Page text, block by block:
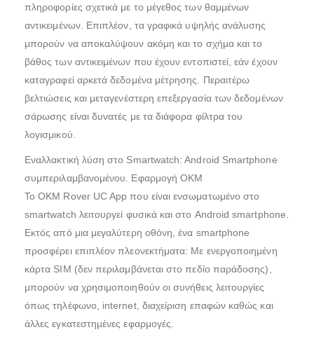
πληροφορίες σχετικά με το μέγεθος των θαμμένων
αντικειμένων. Επιπλέον, τα γραφικά υψηλής ανάλυσης
μπορούν να αποκαλύψουν ακόμη και το σχήμα και το
βάθος των αντικειμένων που έχουν εντοπιστεί, εάν έχουν
καταγραφεί αρκετά δεδομένα μέτρησης. Περαιτέρω
βελτιώσεις και μεταγενέστερη επεξεργασία των δεδομένων
σάρωσης είναι δυνατές με τα διάφορα φίλτρα του
λογισμικού.
Εναλλακτική λύση στο Smartwatch: Android Smartphone
συμπεριλαμβανομένου. Εφαρμογή OKM
Το OKM Rover UC App που είναι ενσωματωμένο στο
smartwatch λειτουργεί φυσικά και στο Android smartphone.
Εκτός από μια μεγαλύτερη οθόνη, ένα smartphone
προσφέρει επιπλέον πλεονεκτήματα: Με ενεργοποιημένη
κάρτα SIM (δεν περιλαμβάνεται στο πεδίο παράδοσης),
μπορούν να χρησιμοποιηθούν οι συνήθεις λειτουργίες
όπως τηλέφωνο, internet, διαχείριση επαφών καθώς και
άλλες εγκατεστημένες εφαρμογές.